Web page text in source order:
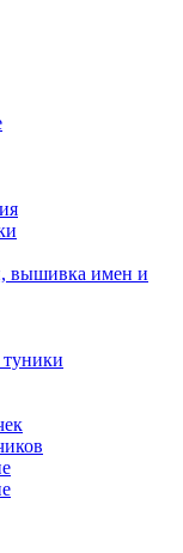
вышивка имен и